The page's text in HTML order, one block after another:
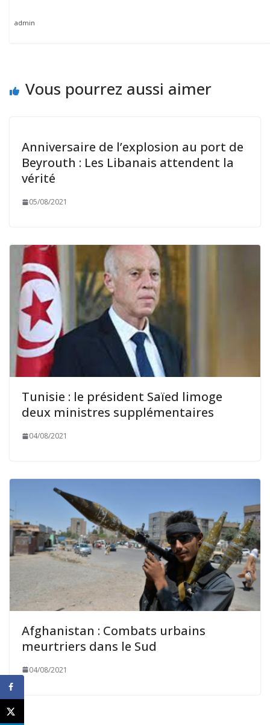
admin
Vous pourrez aussi aimer
Anniversaire de l’explosion au port de
Beyrouth : Les Libanais attendent la
vérité
05/08/2021
Tunisie : le président Saïed limoge
deux ministres supplémentaires
04/08/2021
Afghanistan : Combats urbains
meurtriers dans le Sud
04/08/2021